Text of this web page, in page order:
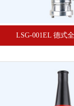
LSG-001EL 德式